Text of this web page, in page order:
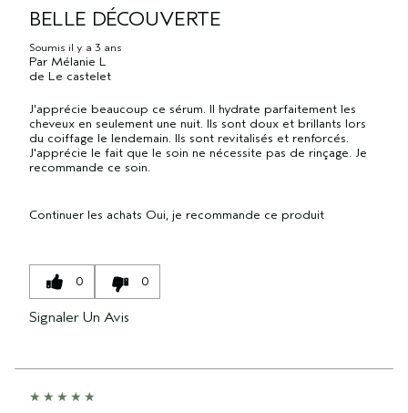
BELLE DÉCOUVERTE
Soumis il y a 3 ans
Par Mélanie L
de Le castelet
J'apprécie beaucoup ce sérum. Il hydrate parfaitement les
cheveux en seulement une nuit. Ils sont doux et brillants lors
du coiffage le lendemain. Ils sont revitalisés et renforcés.
J'apprécie le fait que le soin ne nécessite pas de rinçage. Je
recommande ce soin.
Continuer les achats Oui, je recommande ce produit
0 0
Signaler Un Avis